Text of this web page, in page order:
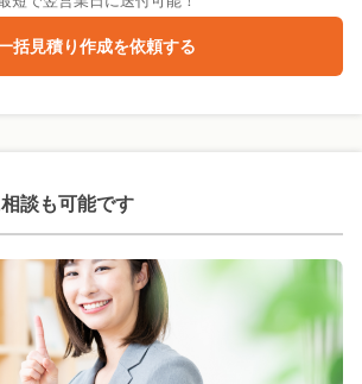
括見積り作成を依頼する
相談も可能です